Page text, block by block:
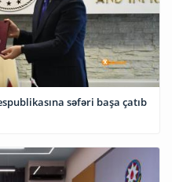
səfəri başa çatıb